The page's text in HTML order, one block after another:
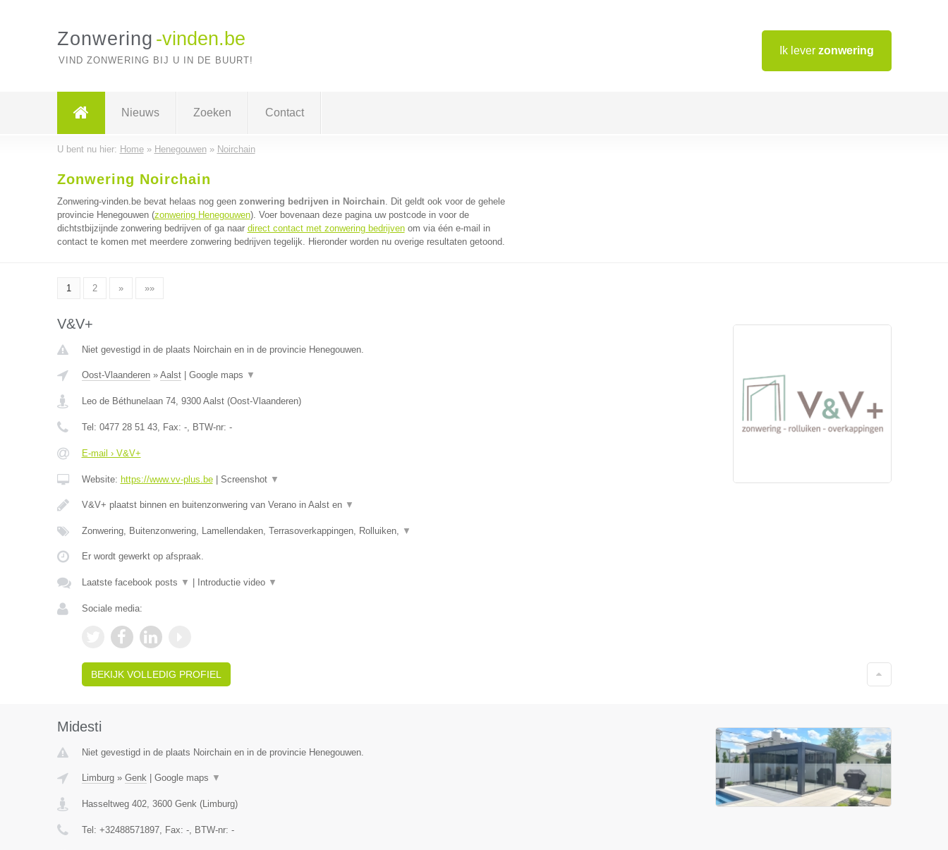
Ik lever zonwering
Zonwering -vinden.be
VIND ZONWERING BIJ U IN DE BUURT!
Nieuws Zoeken Contact
U bent nu hier: Home» Henegouwen» Noirchain
Zonwering Noirchain
Zonwering-vinden.be bevat helaas nog geen zonwering bedrijven in Noirchain. Dit geldt ook voor de gehele
provincie Henegouwen (zonwering Henegouwen). Voer bovenaan deze pagina uw postcode in voor de
dichtstbijzijnde zonwering bedrijven of ga naar direct contact met zonwering bedrijvenom via één e-mail in
contact te komen met meerdere zonwering bedrijven tegelijk. Hieronder worden nu overige resultaten getoond.
1 2 » »»
V&V+
Niet gevestigd in de plaats Noirchain en in de provincie Henegouwen.
Oost-Vlaanderen» Aalst| Google maps ▼
Leo de Béthunelaan 74, 9300 Aalst(Oost-Vlaanderen)
Tel: 0477 28 51 43, Fax: -, BTW-nr: -
E-mail › V&V+
Website: https://www.vv-plus.be| Screenshot ▼
V&V+ plaatst binnen en buitenzonwering van Verano in Aalst en ▼
Zonwering, Buitenzonwering, Lamellendaken, Terrasoverkappingen, Rolluiken, ▼
Er wordt gewerkt op afspraak.
Laatste facebook posts ▼ Introductie video ▼
Sociale media:
BEKIJK VOLLEDIG PROFIEL
Midesti
Niet gevestigd in de plaats Noirchain en in de provincie Henegouwen.
Limburg» Genk| Google maps ▼
Hasseltweg 402, 3600 Genk(Limburg)
Tel: +32488571897, Fax: -, BTW-nr: -